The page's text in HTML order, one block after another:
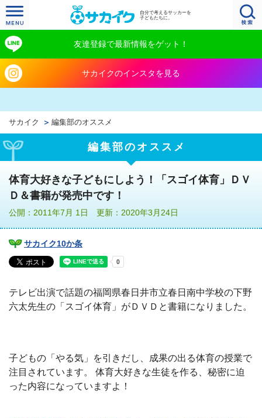
自分で考えるサッカーを
子どもたちに。
友達登録で最新情報をゲット！
サカイクのインスタを見る
サカイク 編集部のオススメ
編集部のオススメ
体育大好きな子どもにしよう！「スゴイ体育」ＤＶ
Ｄ＆書籍が発売中です！
公開：2011年7月 1日 更新：2020年3月24日
サカイク10か条
テレビ出演で話題の福岡県春日井市立春日南中学校の下野
六太先生の「スゴイ体育」がＤＶＤと書籍になりました。
子どもの「やる気」を引きだし、成果の出る体育の授業で
注目されています。 体育大好きな生徒を作る、秘密に迫
った内容になっていますよ！